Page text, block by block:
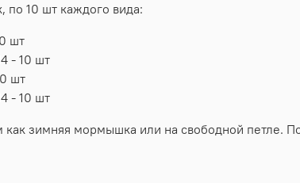
10 шт каждого вида:
шт
- 10 шт
шт
- 10 шт
как зимняя мормышка или на свободной петле.